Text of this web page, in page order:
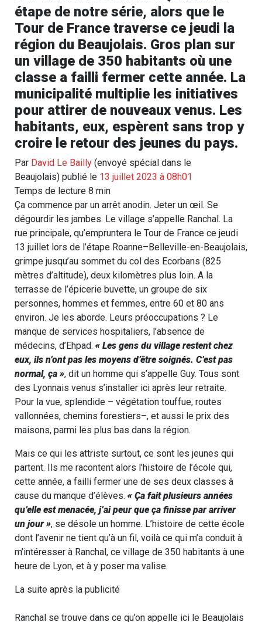
étape de notre série, alors que le
Tour de France traverse ce jeudi la
région du Beaujolais. Gros plan sur
un village de 350 habitants où une
classe a failli fermer cette année. La
municipalité multiplie les initiatives
pour attirer de nouveaux venus. Les
habitants, eux, espèrent sans trop y
croire le retour des jeunes du pays.
Par David Le Bailly (envoyé spécial dans le
Beaujolais) publié le 13 juillet 2023 à 08h01
Temps de lecture 8 min
Ça commence par un arrêt anodin. Jeter un œil. Se
dégourdir les jambes. Le village s’appelle Ranchal. La
rue principale, qu’empruntera le Tour de France ce jeudi
13 juillet lors de l’étape Roanne–Belleville-en-Beaujolais,
grimpe jusqu’au sommet du col des Ecorbans (825
mètres d’altitude), deux kilomètres plus loin. A la
terrasse de l’épicerie buvette, un groupe de six
personnes, hommes et femmes, entre 60 et 80 ans
environ. Je les aborde. Leurs préoccupations ? Le
manque de services hospitaliers, l’absence de
médecins, d’Ehpad. « Les gens du village restent chez
eux, ils n’ont pas les moyens d’être soignés. C’est pas
normal, ça », dit un homme qui s’appelle Guy. Tous sont
des Lyonnais venus s’installer ici après leur retraite.
Pour la vue, splendide – végétation touffue, routes
vallonnées, chemins forestiers–, et aussi le prix des
maisons, parmi les plus bas dans la région.
Mais ce qui les attriste surtout, ce sont les jeunes qui
partent. Ils me racontent alors l’histoire de l’école qui,
cette année, a failli fermer une de ses deux classes à
cause du manque d’élèves. « Ça fait plusieurs années
qu’elle est menacée, j’ai peur que ça finisse par arriver
un jour », se désole un homme. L’histoire de cette école
dont l’avenir ne tient qu’à un fil, voilà ce qui m’a conduit à
m’intéresser à Ranchal, ce village de 350 habitants à une
heure de Lyon, et à y poser ma valise.
La suite après la publicité
Ranchal se trouve dans ce qu’on appelle ici le Beaujolais